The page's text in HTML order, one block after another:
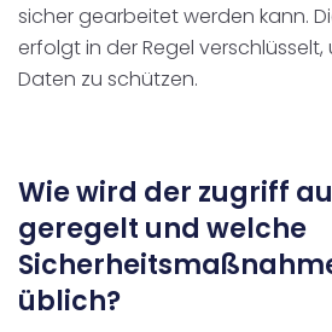
sicher gearbeitet werden kann.
erfolgt in der Regel
Daten zu schützen.
Wie wird der zugriff
geregelt und welche
üblich?